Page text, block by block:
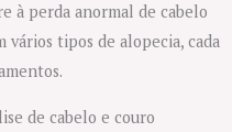
à perda anormal de cabelo
vários tipos de alopecia, cada
de cabelo e couro